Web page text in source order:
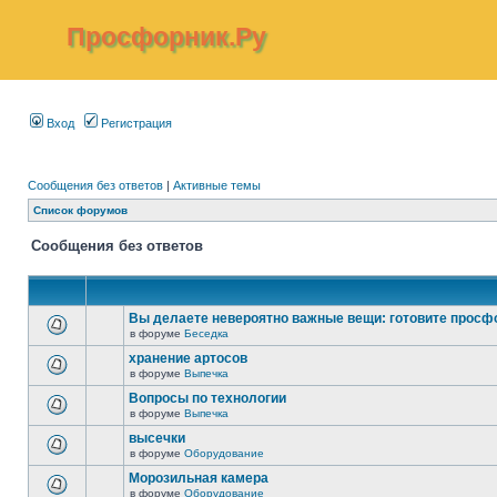
Просфорник.Ру
Вход Регистрация
Сообщения без ответов | Активные темы
Список форумов
Сообщения без ответов
Вы делаете невероятно важные вещи: готовите
в форуме Беседка
хранение артосов
в форуме Выпечка
Вопросы по технологии
в форуме Выпечка
высечки
в форуме Оборудование
Морозильная камера
в форуме Оборудование